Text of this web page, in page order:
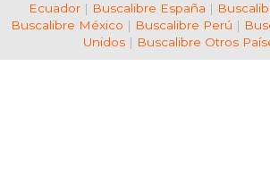
Ecuador| Buscalibre España |
Buscalibre México | Buscalibre Perú |
Unidos| Buscalibre Otros